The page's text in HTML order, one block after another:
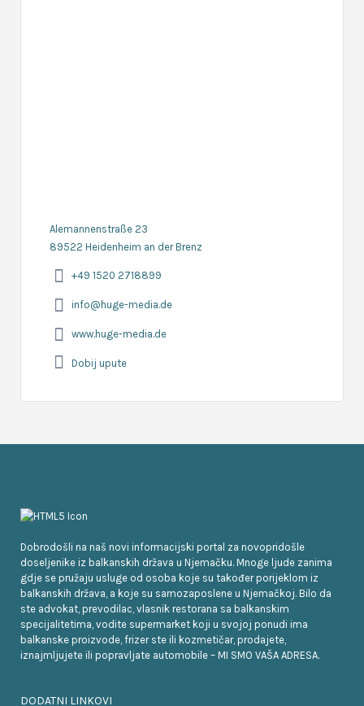
Alemannenstraße 23
89522 Heidenheim an der Brenz
+49 1520 2718899
info@huge-media.de
www.huge-media.de
Dobij upute
Dobrodošli na naš novi informacijski portal za novopridošle
doseljenike iz balkanskih država u Njemačku. Mnoge ljude zanima
gdje se pružaju usluge od osoba koje su također porijeklom iz
balkanskih država, a koje su samozaposlene u Njemačkoj. Bilo da
ste advokat, prevodilac, vlasnik restorana sa balkanskim
specijalitetima, vodite supermarket koji u svojoj ponudi ima
balkanske proizvode, frizer ste ili kozmetičar, prodajete,
iznajmljujete ili popravljate automobile – MI SMO VAŠA ADRESA.
DODATNI LINKOVI